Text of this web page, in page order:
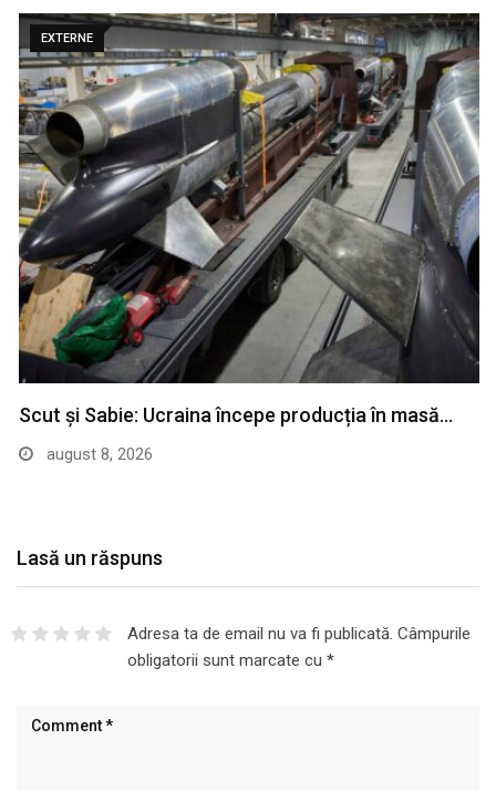
EXTERNE
Scut și Sabie: Ucraina începe producția în masă…
august 8, 2026
Lasă un răspuns
Adresa ta de email nu va fi publicată. Câmpurile
obligatorii sunt marcate cu *